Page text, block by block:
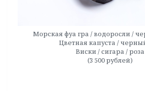
Морская фуа гра / водоросли /
Цветная капуста /
Виски / сигара / роза
(3 500 рублей)